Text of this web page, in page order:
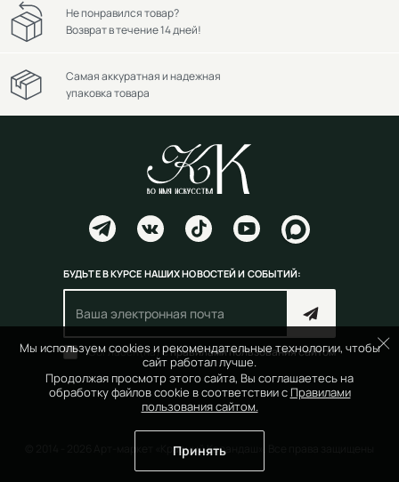
Мы используем cookies и рекомендательные технологии, чтобы
сайт работал лучше.
Продолжая просмотр этого сайта, Вы соглашаетесь на
обработку файлов cookie в соответствии с Правилами
пользования сайтом.
Принять
Не понравился товар?
Возврат в течение 14 дней!
Самая аккуратная и надежная
упаковка товара
БУДЬТЕ В КУРСЕ НАШИХ НОВОСТЕЙ И СОБЫТИЙ:
Согласен(на) справилами пользования сайтом
© 2014 - 2026 Арт-маркет «Красный Карандаш». Все права защищены